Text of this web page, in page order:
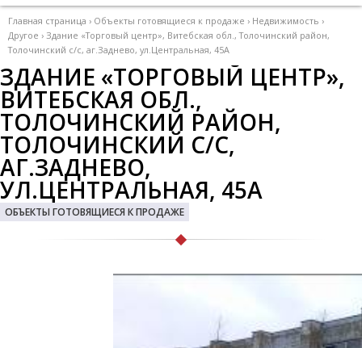
Главная страница › Объекты готовящиеся к продаже › Недвижимость ›
Другое › Здание «Торговый центр», Витебская обл., Толочинский район,
Толочинский с/с, аг.Заднево, ул.Центральная, 45А
ЗДАНИЕ «ТОРГОВЫЙ ЦЕНТР»,
ВИТЕБСКАЯ ОБЛ.,
ТОЛОЧИНСКИЙ РАЙОН,
ТОЛОЧИНСКИЙ С/С,
АГ.ЗАДНЕВО,
УЛ.ЦЕНТРАЛЬНАЯ, 45А
ОБЪЕКТЫ ГОТОВЯЩИЕСЯ К ПРОДАЖЕ